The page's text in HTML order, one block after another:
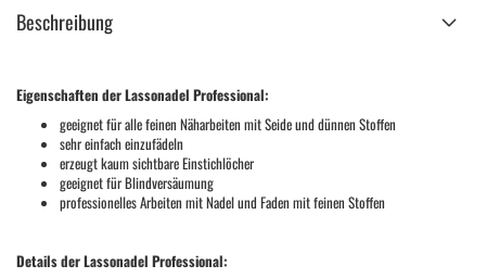
Beschreibung
Eigenschaften der Lassonadel Professional:
geeignet für alle feinen Näharbeiten mit Seide und dünnen Stoffen
sehr einfach einzufädeln
erzeugt kaum sichtbare Einstichlöcher
geeignet für Blindversäumung
professionelles Arbeiten mit Nadel und Faden mit feinen Stoffen
Details der Lassonadel Professional: